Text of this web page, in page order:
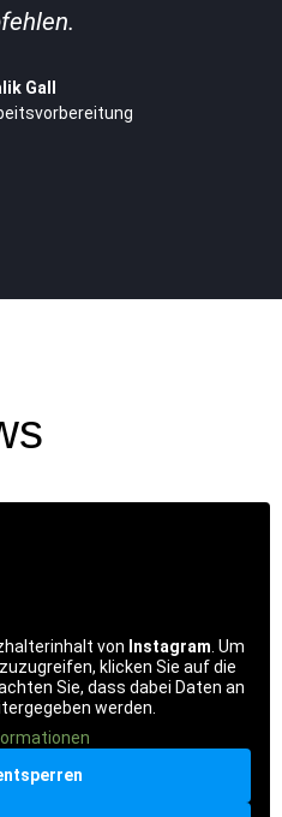
Gall
von Instagram . Um
klicken Sie auf die
Sie, dass dabei Daten an
werden.